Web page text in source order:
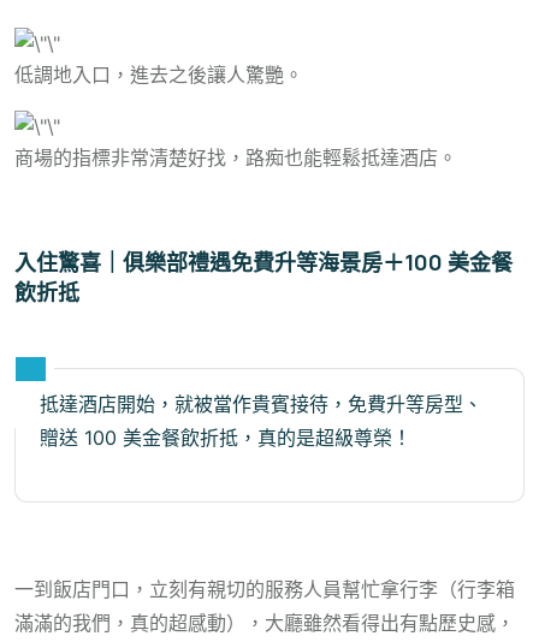
低調地入口，進去之後讓人驚艷。
商場的指標非常清楚好找，路痴也能輕鬆抵達酒店。
入住驚喜｜俱樂部禮遇免費升等海景房＋100 美金餐
飲折抵
抵達酒店開始，就被當作貴賓接待，免費升等房型、
贈送 100 美金餐飲折抵，真的是超級尊榮！
一到飯店門口，立刻有親切的服務人員幫忙拿行李（行李箱
滿滿的我們，真的超感動），大廳雖然看得出有點歷史感，